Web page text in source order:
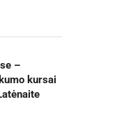
–
kursai